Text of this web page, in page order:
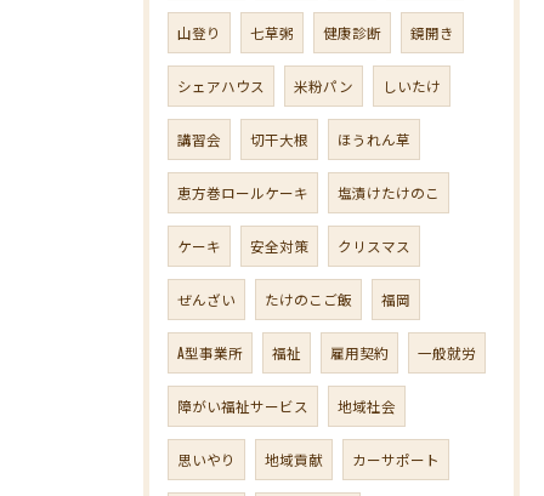
山登り 七草粥 健康診断 鏡開き
シェアハウス 米粉パン しいたけ
講習会 切干大根 ほうれん草
恵方巻ロールケーキ 塩漬けたけのこ
ケーキ 安全対策 クリスマス
ぜんざい たけのこご飯 福岡
A型事業所 福祉 雇用契約 一般就労
障がい福祉サービス 地域社会
思いやり 地域貢献 カーサポート